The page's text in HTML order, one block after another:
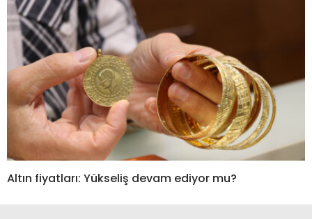
Altın fiyatları: Yükseliş devam ediyor mu?